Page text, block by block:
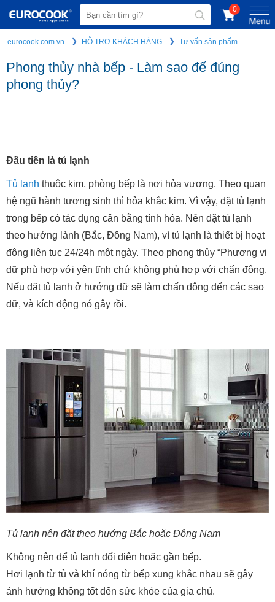
0
eurocook.com.vn HỖ TRỢ KHÁCH HÀNG Tư vấn sản phẩm
Phong thủy nhà bếp - Làm sao để đúng
phong thủy?
Đầu tiên là tủ lạnh
Tủ lạnh thuộc kim, phòng bếp là nơi hỏa vượng. Theo quan
hệ ngũ hành tương sinh thì hỏa khắc kim. Vì vậy, đặt tủ lạnh
trong bếp có tác dụng cân bằng tính hỏa. Nên đặt tủ lạnh
theo hướng lành (Bắc, Đông Nam), vì tủ lạnh là thiết bị hoạt
động liên tục 24/24h một ngày. Theo phong thủy “Phương vị
dữ phù hợp với yên tĩnh chứ không phù hợp với chấn động.
Nếu đặt tủ lạnh ở hướng dữ sẽ làm chấn động đến các sao
dữ, và kích động nó gây rồi.
Tủ lạnh nên đặt theo hướng Bắc hoặc Đông Nam
Không nên để tủ lạnh đối diện hoặc gần bếp.
Hơi lạnh từ tủ và khí nóng từ bếp xung khắc nhau sẽ gây
ảnh hưởng không tốt đến sức khỏe của gia chủ.